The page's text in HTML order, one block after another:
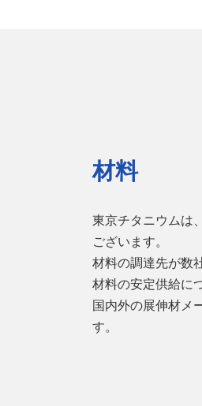
材料
東京チタニウムは
ございます。
材料の調達先が数
材料の安定供給に
国内外の展伸材メ
す。